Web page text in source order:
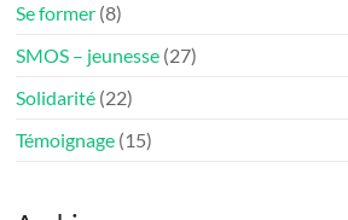
Se former (8)
SMOS – jeunesse (27)
Solidarité (22)
Témoignage (15)